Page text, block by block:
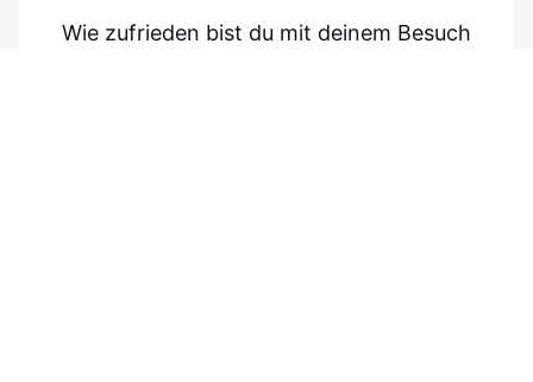
Copyright ©2026 VAN GRAAF Alle Rechte vorbehalten
Wie zufrieden bist du mit deinem Besuch